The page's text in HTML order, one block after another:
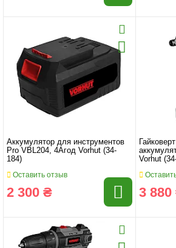
Аккумулятор для инструментов
Pro VBL204, 4Aгод Vorhut (34-
184)
Оставить отзыв
2 300 ₴
Vorhut
3 880